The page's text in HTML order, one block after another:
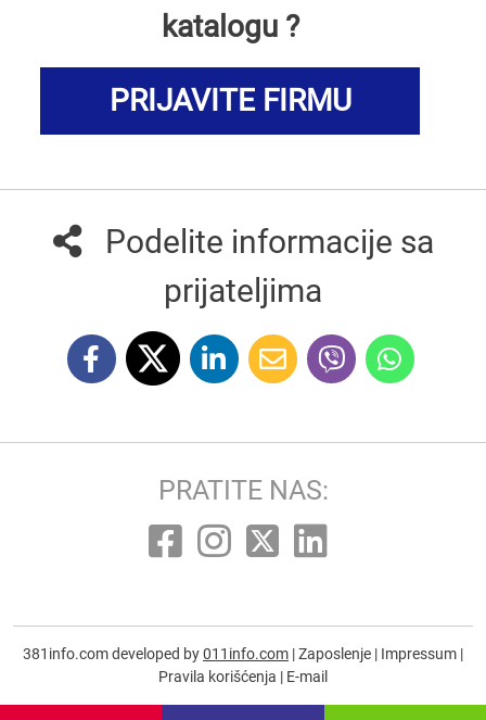
katalogu ?
PRIJAVITE FIRMU
Podelite informacije sa
prijateljima
PRATITE NAS:
381info.com developed by011info.com |Zaposlenje | Impressum |
Pravila korišćenja | E-mail